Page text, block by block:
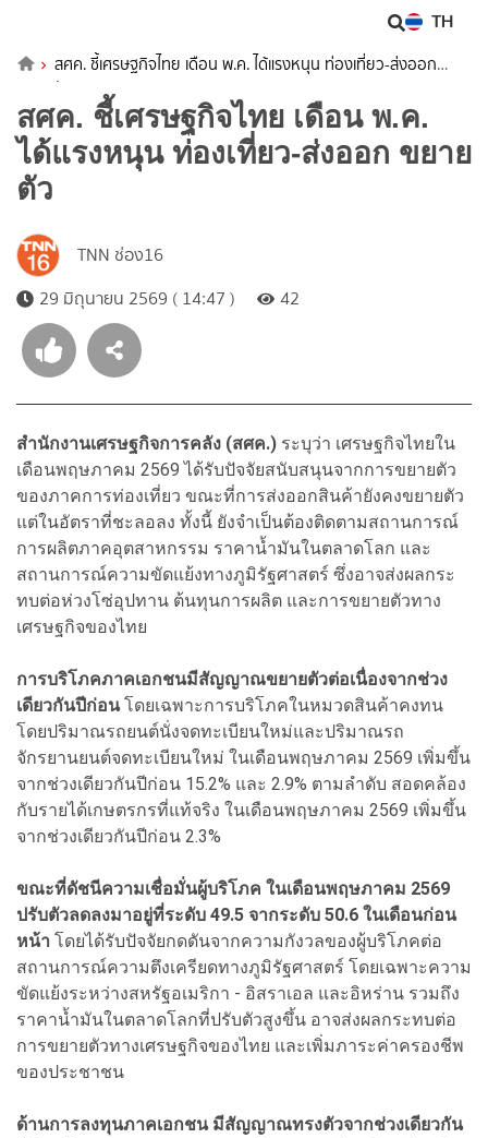
TH
สศค. ชี้เศรษฐกิจไทย เดือน พ.ค. ได้แรงหนุน ท่องเที่ยว-ส่งออก
ขยายตัว
สศค. ชี้เศรษฐกิจไทย เดือน พ.ค.
ได้แรงหนุน ท่องเที่ยว-ส่งออก ขยาย
ตัว
TNN ช่อง16
29 มิถุนายน 2569 ( 14:47 )
42
สำนักงานเศรษฐกิจการคลัง (สศค.) ระบุว่า เศรษฐกิจไทยใน
เดือนพฤษภาคม 2569 ได้รับปัจจัยสนับสนุนจากการขยายตัว
ของภาคการท่องเที่ยว ขณะที่การส่งออกสินค้ายังคงขยายตัว
แต่ในอัตราที่ชะลอลง ทั้งนี้ ยังจำเป็นต้องติดตามสถานการณ์
การผลิตภาคอุตสาหกรรม ราคาน้ำมันในตลาดโลก และ
สถานการณ์ความขัดแย้งทางภูมิรัฐศาสตร์ ซึ่งอาจส่งผลกระ
ทบต่อห่วงโซ่อุปทาน ต้นทุนการผลิต และการขยายตัวทาง
เศรษฐกิจของไทย
การบริโภคภาคเอกชนมีสัญญาณขยายตัวต่อเนื่องจากช่วง
เดียวกันปีก่อนโดยเฉพาะการบริโภคในหมวดสินค้าคงทน
โดยปริมาณรถยนต์นั่งจดทะเบียนใหม่และปริมาณรถ
จักรยานยนต์จดทะเบียนใหม่ ในเดือนพฤษภาคม 2569 เพิ่มขึ้น
จากช่วงเดียวกันปีก่อน 15.2% และ 2.9% ตามลำดับ สอดคล้อง
กับรายได้เกษตรกรที่แท้จริง ในเดือนพฤษภาคม 2569 เพิ่มขึ้น
จากช่วงเดียวกันปีก่อน 2.3%
ขณะที่ดัชนีความเชื่อมั่นผู้บริโภค ในเดือนพฤษภาคม 2569
ปรับตัวลดลงมาอยู่ที่ระดับ 49.5 จากระดับ 50.6 ในเดือนก่อน
หน้า โดยได้รับปัจจัยกดดันจากความกังวลของผู้บริโภคต่อ
สถานการณ์ความตึงเครียดทางภูมิรัฐศาสตร์ โดยเฉพาะความ
ขัดแย้งระหว่างสหรัฐอเมริกา - อิสราเอล และอิหร่าน รวมถึง
ราคาน้ำมันในตลาดโลกที่ปรับตัวสูงขึ้น อาจส่งผลกระทบต่อ
การขยายตัวทางเศรษฐกิจของไทย และเพิ่มภาระค่าครองชีพ
ของประชาชน
ด้านการลงทุนภาคเอกชน มีสัญญาณทรงตัวจากช่วงเดียวกัน